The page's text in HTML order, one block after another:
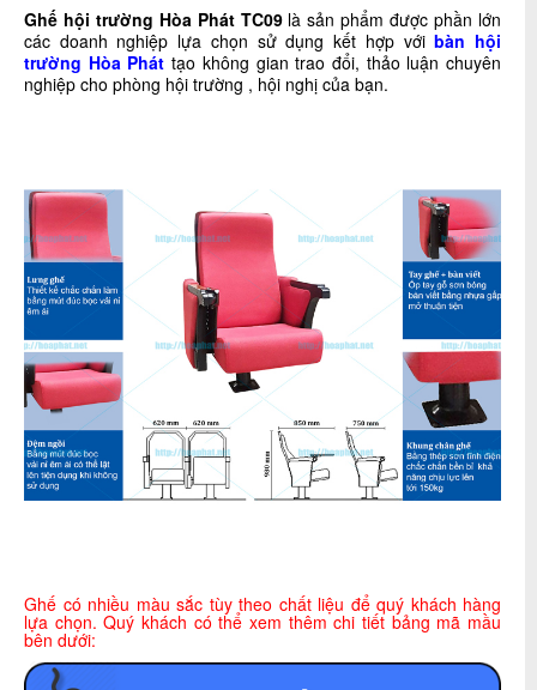
Ghế hội trường Hòa Phát TC09là sản phẩm được phần lớn
các doanh nghiệp lựa chọn sử dụng kết hợp vớibàn hội
trường Hòa Phát tạo không gian trao đổi, thảo luận chuyên
nghiệp cho phòng hội trường , hội nghị của bạn.
Ghế có nhiều màu sắc tùy theo chất liệu để quý khách hàng
lựa chọn. Quý khách có thể xem thêm chi tiết bảng mã mầu
bên dưới: